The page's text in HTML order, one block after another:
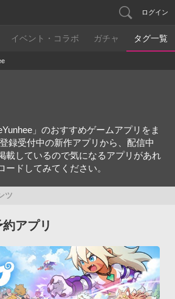
ログイン
イベント・コラボ ガチャ タグ一覧
」のおすすめゲームアプリをま
録受付中の新作アプリから、配信中
載しているので気になるアプリがあれ
ードしてみてください。
ツ
アプリ